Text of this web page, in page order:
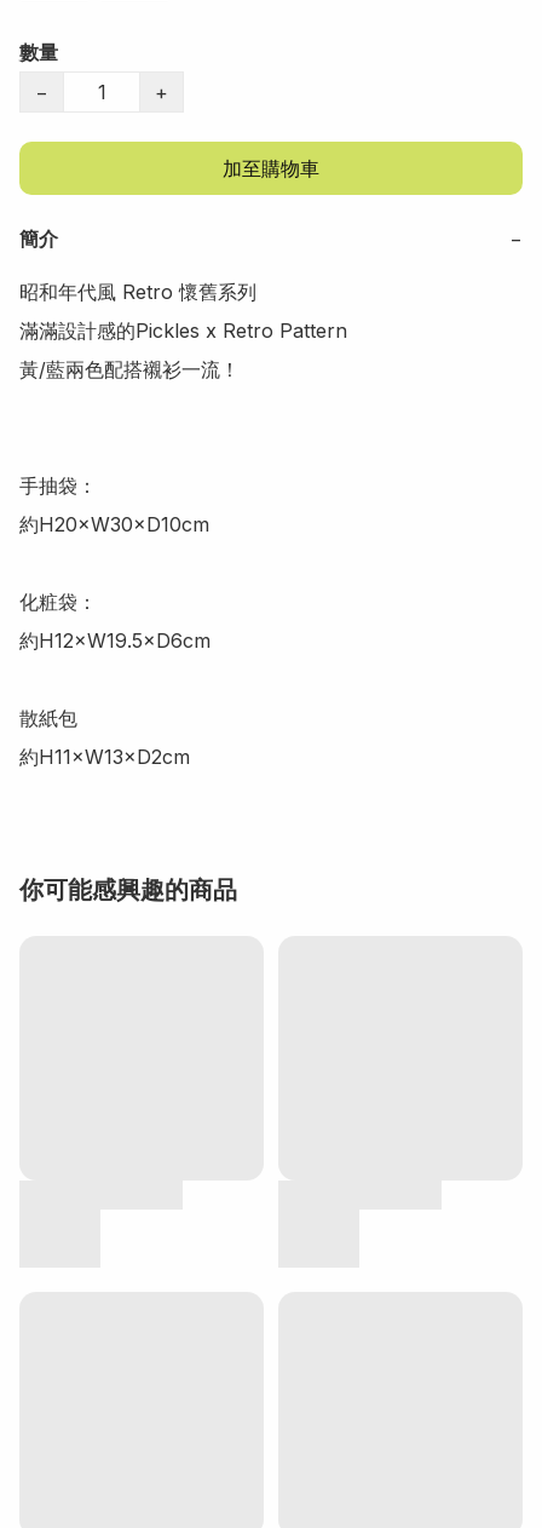
數量
−
+
加至購物車
簡介 −
昭和年代風 Retro 懷舊系列
滿滿設計感的Pickles x Retro Pattern
黃/藍兩色配搭襯衫一流！
手抽袋：
約H20×W30×D10cm
化粧袋：
約H12×W19.5×D6cm
散紙包
約H11×W13×D2cm
你可能感興趣的商品